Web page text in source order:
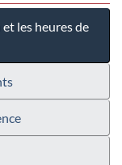
les heures de